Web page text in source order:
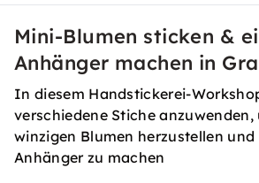
Mini-Blumen sticken &
Anhänger machen in
In diesem Handstickerei-
verschiedene Stiche anzuwenden,
winzigen Blumen herzustellen und
Anhänger zu machen